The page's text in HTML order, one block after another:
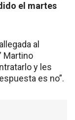
el martes
al
Martino
y les
es no”.